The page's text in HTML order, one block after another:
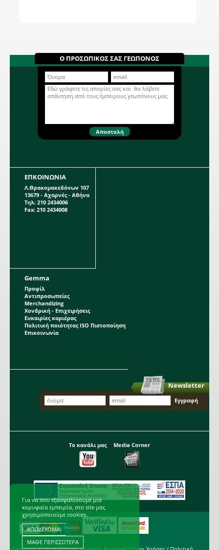
Ο ΠΡΟΣΩΠΙΚΟΣ ΣΑΣ ΓΕΩΠΟΝΟΣ
ΕΠΚΟΙΝΩΝΙΑ
Λ.Θρακομακεδόνων 107
13679 - Αχαρνές - Αθήνα
Τηλ: 210 2434006
Fax: 210 2434008
Gemma
Προφίλ
Αντιπροσωπείες
Merchandizing
Χονδρική - Επιχειρήσεις
Ευκαιρίες καριέρας
Πολιτική ποιότητας ISO Πιστοποίηση
Επικοινωνία
Newsletter
Το κανάλι μας Media Corner
Για να σου εξασφαλίσουμε μια
κορυφαία εμπειρία, στο site μας
χρησιμοποιούμε cookies.
ΑΠΟΔΕΧΟΜΑΙ
ΜΑΘΕ ΠΕΡΙΣΣΟΤΕΡΑ